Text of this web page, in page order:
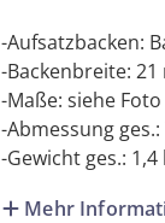
-Aufsatzbacken:
-Backenbreite: 21
-Maße: siehe
-Abmessung
-Gewicht ges.: 1,4
Mehr